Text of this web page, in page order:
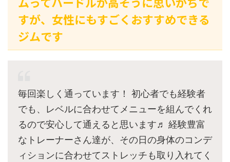
すが、女性にもすごくおすすめできる
ジムです
毎回楽しく通っています！ 初心者でも経験者
でも、レベルに合わせてメニューを組んでくれ
るので安心して通えると思います♬ 経験豊富
なトレーナーさん達が、その日の身体のコンデ
ィションに合わせてストレッチも取り入れてく